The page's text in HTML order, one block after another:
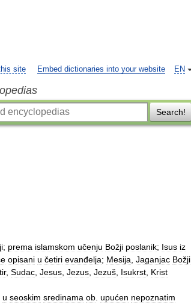
EN
site Embed dictionaries into your website
Search!
; prema islamskom učenju Božji poslanik; Isus iz
opisani u četiri evanđelja; Mesija Jaganjac Božji
, Sudac Jesus Jezus Jezuš Isukrst Krist
u seoskim sredinama ob upućen nepoznatim